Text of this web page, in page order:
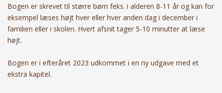
Bogen er skrevet til større børn feks. i alderen 8-11 år og kan for
eksempel læses højt hver eller hver anden dag i december i
familien eller i skolen. Hvert afsnit tager 5-10 minutter at læse
højt.
Bogen er i efteråret 2023 udkommet i en ny udgave med et
ekstra kapitel.